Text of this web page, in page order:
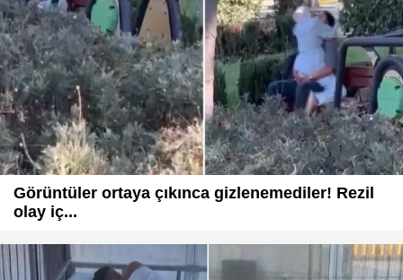
Görüntüler ortaya çıkınca gizlenemediler! Rezil
olay iç...